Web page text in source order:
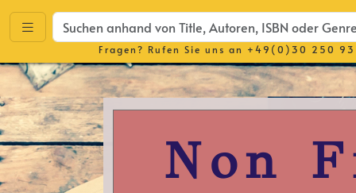
Fragen? Rufen Sie uns an +49(0)30 250
Non